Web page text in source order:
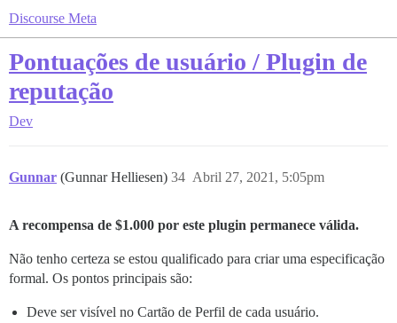
Discourse Meta
Pontuações de usuário / Plugin de
reputação
Dev
Gunnar (Gunnar Helliesen) Abril 27, 2021, 5:05pm
34
A recompensa de $1.000 por este plugin permanece válida.
Não tenho certeza se estou qualificado para criar uma especificação
formal. Os pontos principais são:
Deve ser visível no Cartão de Perfil de cada usuário.